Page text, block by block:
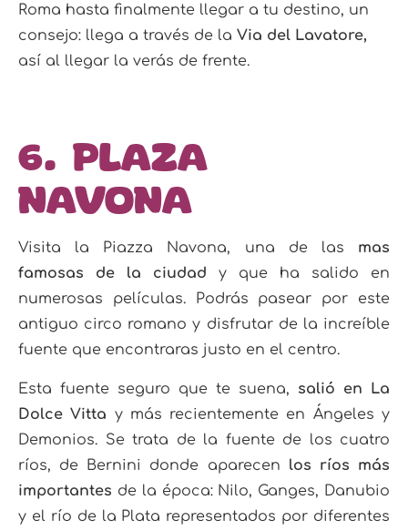
Roma hasta finalmente llegar a tu destino, un
consejo: llega a través de la Via del Lavatore,
así al llegar la verás de frente.
6. Plaza
Navona
Visita la Piazza Navona, una de las mas
famosas de la ciudad y que ha salido en
numerosas películas. Podrás pasear por este
antiguo circo romano y disfrutar de la increíble
fuente que encontraras justo en el centro.
Esta fuente seguro que te suena, salió en La
Dolce Vitta y más recientemente en Ángeles y
Demonios. Se trata de la fuente de los cuatro
ríos, de Bernini donde aparecen los ríos más
importantes de la época: Nilo, Ganges, Danubio
y el río de la Plata representados por diferentes